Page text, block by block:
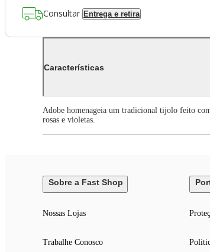
Consultar Entrega e retira
Características
Adobe homenageia um tradicional tijolo feito
rosas e violetas.
Sobre a Fast Shop
Nossas Lojas
Trabalhe Conosco